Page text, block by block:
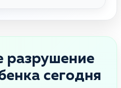
разрушение
сегодня